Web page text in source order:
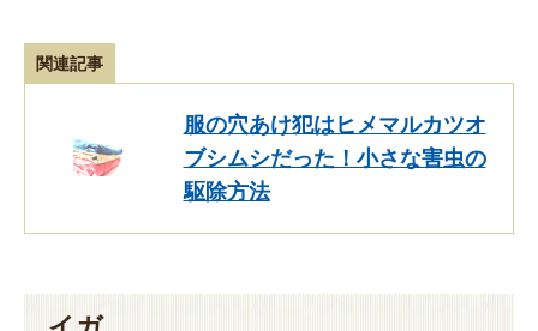
関連記事
服の穴あけ犯はヒメマルカツオ
ブシムシだった！小さな害虫の
駆除方法